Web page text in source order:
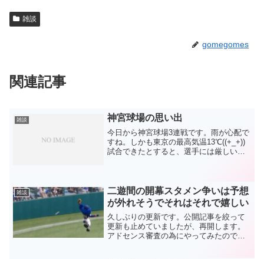
雑談
gomegomes
関連記事
雑談 神宮球場の思い出
今日から神宮球場3連戦です。雨が心配で
すね。しかも東京の最高気温13℃((+_+))
試合できたとすると、選手には厳しい環
でいて、後...
雑談
二遊間の開幕スタメン争いは予想
が外れそうでそれはそれで嬉しい
久しぶりの更新です。公開記事を絞って
更新も止めていましたが、再開します。
アドセンス審査の為にやってみたのです